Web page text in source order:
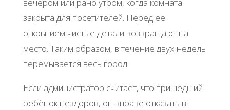
закрыта для посетителей. Перед её
открытием чистые детали возвращают на
место. Таким образом, в течение двух недель
перемывается весь город.
Если администратор считает, что пришедший
ребёнок нездоров, он вправе отказать в